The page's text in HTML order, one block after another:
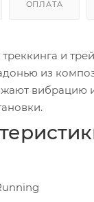
ОПЛАТА
и
из
вибрацию